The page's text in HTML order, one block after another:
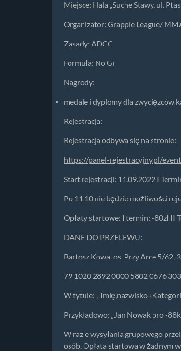
Miejsce: Hala „Suche Stawy, ul.
Organizator: Grapple League/
Zasady: ADCC
Formuła: No Gi
Nagrody:
medale i dyplomy dla zwycięzców
Rejestracja:
Rejestracja odbywa się na stronie:
https://panel-rejestracyjny.pl/
Start rejestracji: 11.09.2022 I
Po 11.10 nie będzie możliwości
Opłaty startowe: I termin: -80zł II
DANE DO PRZELEWU:
Bartosz Kowal os. Przy Arce 5/62,
79 1020 2892 0000 5802 0676
W tytule: „
Przykładowo: „Jan Nowak pro -
W razie wysyłania grupowego
osób. Opłata startowa w żadnym